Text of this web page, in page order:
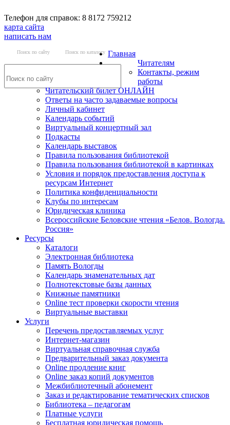
Телефон для справок: 8 8172 759212
карта сайта
написать нам
Поиск по сайту Поиск по каталогу Главная
Читателям
Контакты, режим
работы
Читательский билет ОНЛАЙН
Ответы на часто задаваемые вопросы
Личный кабинет
Календарь событий
Виртуальный концертный зал
Подкасты
Календарь выставок
Правила пользования библиотекой
Правила пользования библиотекой в картинках
Условия и порядок предоставления доступа к
ресурсам Интернет
Политика конфиденциальности
Клубы по интересам
Юридическая клиника
Всероссийские Беловские чтения «Белов. Вологда.
Россия»
Ресурсы
Каталоги
Электронная библиотека
Память Вологды
Календарь знаменательных дат
Полнотекстовые базы данных
Книжные памятники
Online тест проверки скорости чтения
Виртуальные выставки
Услуги
Перечень предоставляемых услуг
Интернет-магазин
Виртуальная справочная служба
Предварительный заказ документа
Online продление книг
Online заказ копий документов
Межбиблиотечный абонемент
Заказ и редактирование тематических списков
Библиотека – педагогам
Платные услуги
Бесплатная юридическая помощь